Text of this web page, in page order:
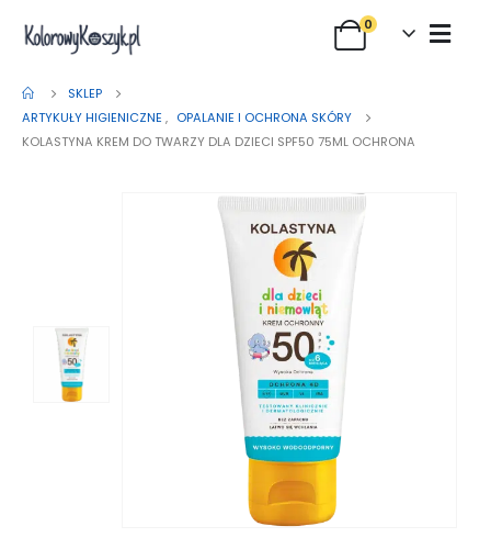
0
SKLEP
ARTYKUŁY HIGIENICZNE , OPALANIE I OCHRONA SKÓRY
KOLASTYNA KREM DO TWARZY DLA DZIECI SPF50 75ML OCHRONA